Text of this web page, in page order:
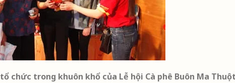
chức trong khuôn khổ của Lễ hội Cà phê Buôn Ma